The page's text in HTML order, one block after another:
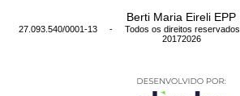
Berti Maria Eireli EPP
27.093.540/0001-13 - Todos os direitos reservados
20172026